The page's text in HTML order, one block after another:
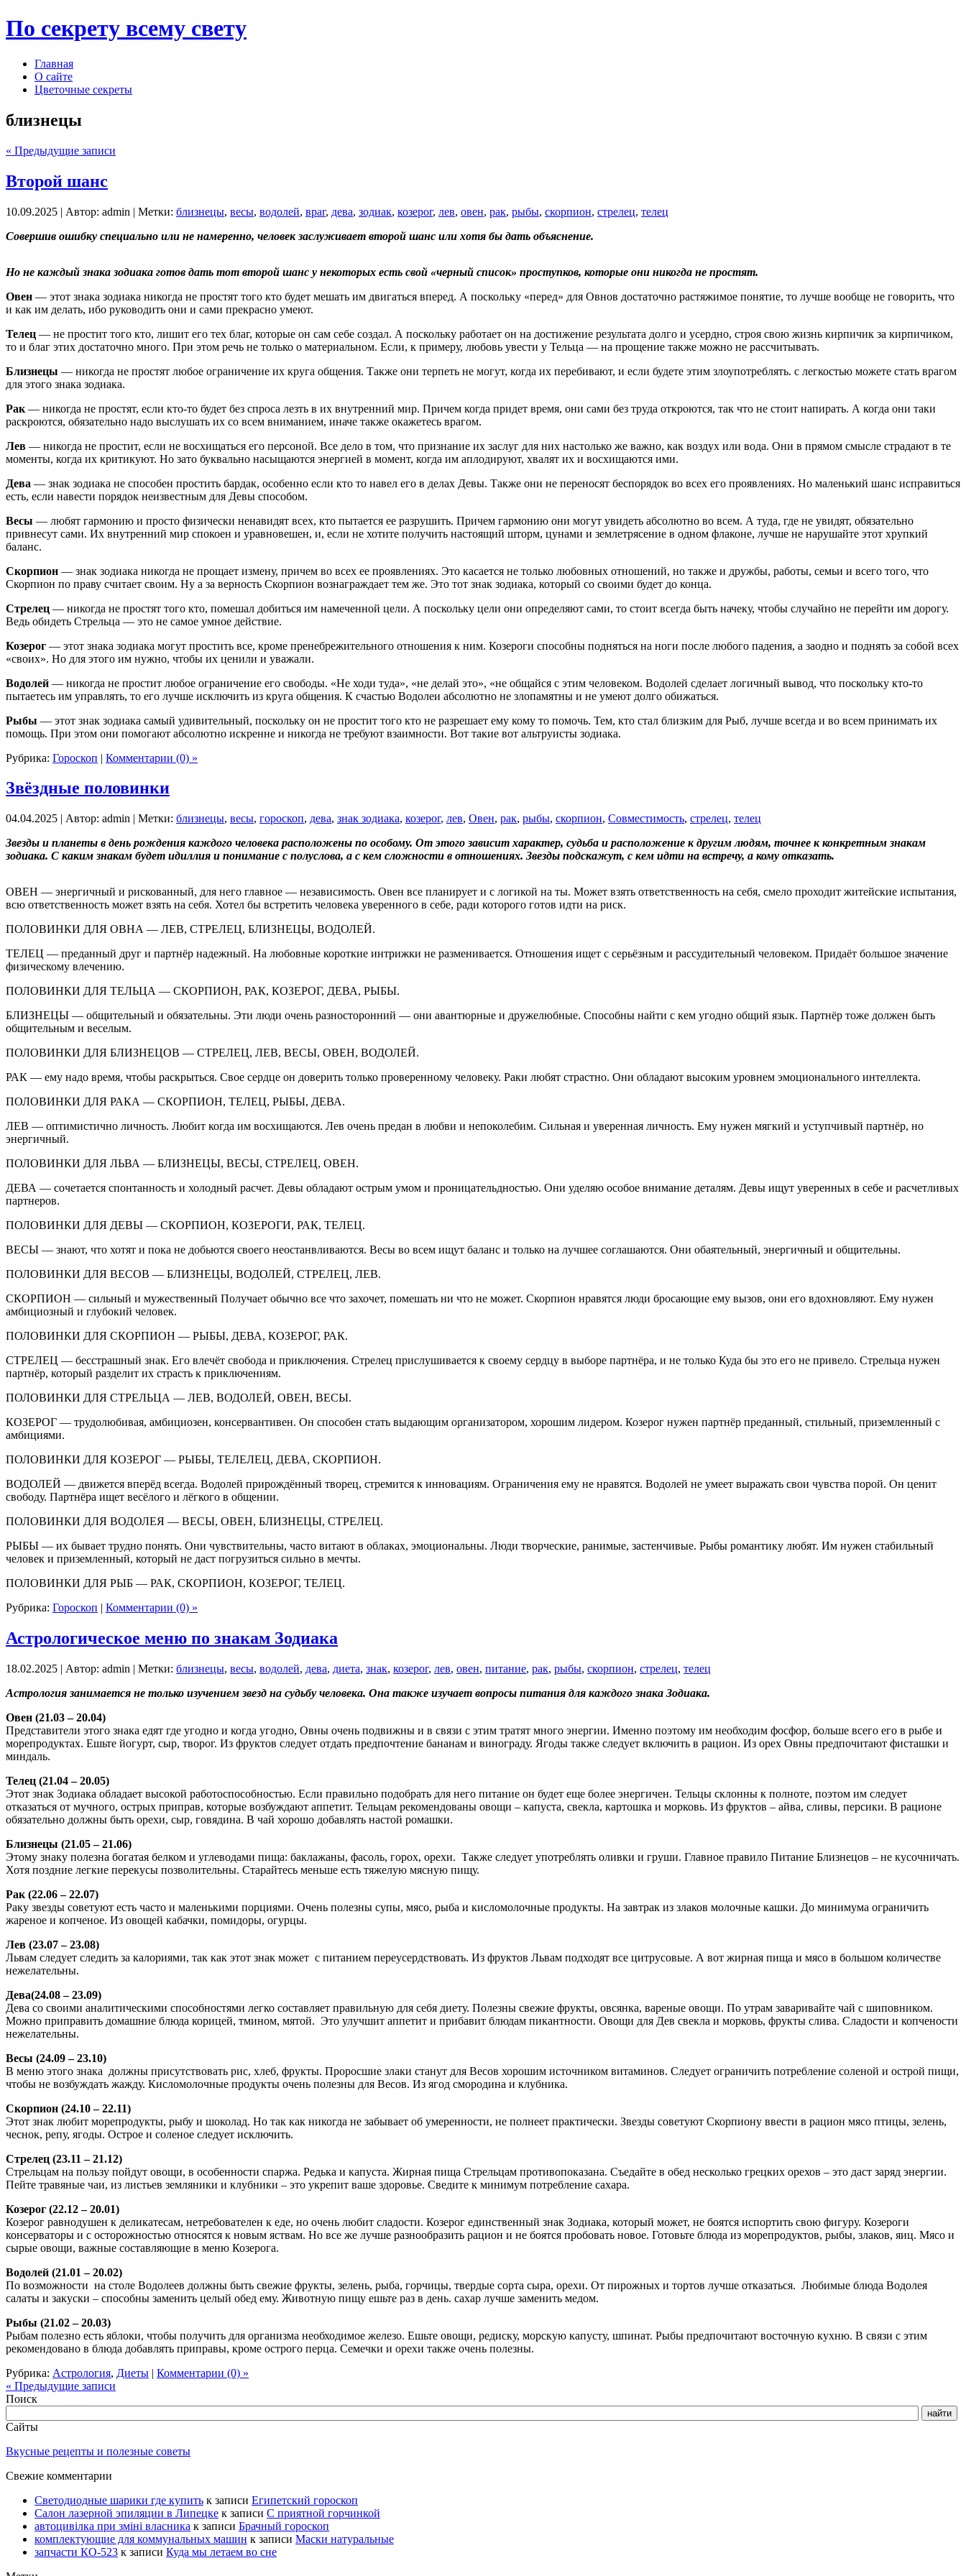
По секрету всему свету
Главная
О сайте
Цветочные секреты
близнецы
« Предыдущие записи
Второй шанс
10.09.2025 | Автор: admin | Метки: близнецы, весы, водолей, враг, дева, зодиак, козерог, лев, овен, рак, рыбы, скорпион, стрелец, телец
Совершив ошибку специально или не намеренно, человек заслуживает второй шанс или хотя бы дать объяснение.
Но не каждый знака зодиака готов дать тот второй шанс у некоторых есть свой «черный список» проступков, которые они никогда не простят.
Овен — этот знака зодиака никогда не простят того кто будет мешать им двигаться вперед. А поскольку «перед» для Овнов достаточно растяжимое понятие, то лучше вообще не говорить, что
и как им делать, ибо руководить они и сами прекрасно умеют.
Телец — не простит того кто, лишит его тех благ, которые он сам себе создал. А поскольку работает он на достижение результата долго и усердно, строя свою жизнь кирпичик за кирпичиком,
то и благ этих достаточно много. При этом речь не только о материальном. Если, к примеру, любовь увести у Тельца — на прощение также можно не рассчитывать.
Близнецы — никогда не простят любое ограничение их круга общения. Также они терпеть не могут, когда их перебивают, и если будете этим злоупотреблять. с легкостью можете стать врагом
для этого знака зодиака.
Рак — никогда не простят, если кто-то будет без спроса лезть в их внутренний мир. Причем когда придет время, они сами без труда откроются, так что не стоит напирать. А когда они таки
раскроются, обязательно надо выслушать их со всем вниманием, иначе также окажетесь врагом.
Лев — никогда не простит, если не восхищаться его персоной. Все дело в том, что признание их заслуг для них настолько же важно, как воздух или вода. Они в прямом смысле страдают в те
моменты, когда их критикуют. Но зато буквально насыщаются энергией в момент, когда им аплодируют, хвалят их и восхищаются ими.
Дева — знак зодиака не способен простить бардак, особенно если кто то навел его в делах Девы. Также они не переносят беспорядок во всех его проявлениях. Но маленький шанс исправиться
есть, если навести порядок неизвестным для Девы способом.
Весы — любят гармонию и просто физически ненавидят всех, кто пытается ее разрушить. Причем гармонию они могут увидеть абсолютно во всем. А туда, где не увидят, обязательно
привнесут сами. Их внутренний мир спокоен и уравновешен, и, если не хотите получить настоящий шторм, цунами и землетрясение в одном флаконе, лучше не нарушайте этот хрупкий
баланс.
Скорпион — знак зодиака никогда не прощает измену, причем во всех ее проявлениях. Это касается не только любовных отношений, но также и дружбы, работы, семьи и всего того, что
Скорпион по праву считает своим. Ну а за верность Скорпион вознаграждает тем же. Это тот знак зодиака, который со своими будет до конца.
Стрелец — никогда не простят того кто, помешал добиться им намеченной цели. А поскольку цели они определяют сами, то стоит всегда быть начеку, чтобы случайно не перейти им дорогу.
Ведь обидеть Стрельца — это не самое умное действие.
Козерог — этот знака зодиака могут простить все, кроме пренебрежительного отношения к ним. Козероги способны подняться на ноги после любого падения, а заодно и поднять за собой всех
«своих». Но для этого им нужно, чтобы их ценили и уважали.
Водолей — никогда не простит любое ограничение его свободы. «Не ходи туда», «не делай это», «не общайся с этим человеком. Водолей сделает логичный вывод, что поскольку кто-то
пытаетесь им управлять, то его лучше исключить из круга общения. К счастью Водолеи абсолютно не злопамятны и не умеют долго обижаться.
Рыбы — этот знак зодиака самый удивительный, поскольку он не простит того кто не разрешает ему кому то помочь. Тем, кто стал близким для Рыб, лучше всегда и во всем принимать их
помощь. При этом они помогают абсолютно искренне и никогда не требуют взаимности. Вот такие вот альтруисты зодиака.
Рубрика: Гороскоп | Комментарии (0) »
Звёздные половинки
04.04.2025 | Автор: admin | Метки: близнецы, весы, гороскоп, дева, знак зодиака, козерог, лев, Овен, рак, рыбы, скорпион, Совместимость, стрелец, телец
Звезды и планеты в день рождения каждого человека расположены по особому. От этого зависит характер, судьба и расположение к другим людям, точнее к конкретным знакам
зодиака. С каким знакам будет идиллия и понимание с полуслова, а с кем сложности в отношениях. Звезды подскажут, с кем идти на встречу, а кому отказать.
ОВЕН — энергичный и рискованный, для него главное — независимость. Овен все планирует и с логикой на ты. Может взять ответственность на себя, смело проходит житейские испытания,
всю ответственность может взять на себя. Хотел бы встретить человека уверенного в себе, ради которого готов идти на риск.
ПОЛОВИНКИ ДЛЯ ОВНА — ЛЕВ, СТРЕЛЕЦ, БЛИЗНЕЦЫ, ВОДОЛЕЙ.
ТЕЛЕЦ — преданный друг и партнёр надежный. На любовные короткие интрижки не разменивается. Отношения ищет с серьёзным и рассудительный человеком. Придаёт большое значение
физическому влечению.
ПОЛОВИНКИ ДЛЯ ТЕЛЬЦА — СКОРПИОН, РАК, КОЗЕРОГ, ДЕВА, РЫБЫ.
БЛИЗНЕЦЫ — общительный и обязательны. Эти люди очень разносторонний — они авантюрные и дружелюбные. Способны найти с кем угодно общий язык. Партнёр тоже должен быть
общительным и веселым.
ПОЛОВИНКИ ДЛЯ БЛИЗНЕЦОВ — СТРЕЛЕЦ, ЛЕВ, ВЕСЫ, ОВЕН, ВОДОЛЕЙ.
РАК — ему надо время, чтобы раскрыться. Свое сердце он доверить только проверенному человеку. Раки любят страстно. Они обладают высоким уровнем эмоционального интеллекта.
ПОЛОВИНКИ ДЛЯ РАКА — СКОРПИОН, ТЕЛЕЦ, РЫБЫ, ДЕВА.
ЛЕВ — оптимистично личность. Любит когда им восхищаются. Лев очень предан в любви и непоколебим. Сильная и уверенная личность. Ему нужен мягкий и уступчивый партнёр, но
энергичный.
ПОЛОВИНКИ ДЛЯ ЛЬВА — БЛИЗНЕЦЫ, ВЕСЫ, СТРЕЛЕЦ, ОВЕН.
ДЕВА — сочетается спонтанность и холодный расчет. Девы обладают острым умом и проницательдностью. Они уделяю особое внимание деталям. Девы ищут уверенных в себе и расчетливых
партнеров.
ПОЛОВИНКИ ДЛЯ ДЕВЫ — СКОРПИОН, КОЗЕРОГИ, РАК, ТЕЛЕЦ.
ВЕСЫ — знают, что хотят и пока не добьются своего неостанвливаются. Весы во всем ищут баланс и только на лучшее соглашаются. Они обаятельный, энергичный и общительны.
ПОЛОВИНКИ ДЛЯ ВЕСОВ — БЛИЗНЕЦЫ, ВОДОЛЕЙ, СТРЕЛЕЦ, ЛЕВ.
СКОРПИОН — сильный и мужественный Получает обычно все что захочет, помешать ни что не может. Скорпион нравятся люди бросающие ему вызов, они его вдохновляют. Ему нужен
амбициозный и глубокий человек.
ПОЛОВИНКИ ДЛЯ СКОРПИОН — РЫБЫ, ДЕВА, КОЗЕРОГ, РАК.
СТРЕЛЕЦ — бесстрашный знак. Его влечёт свобода и приключения. Стрелец прислушивается к своему сердцу в выборе партнёра, и не только Куда бы это его не привело. Стрельца нужен
партнёр, который разделит их страсть к приключениям.
ПОЛОВИНКИ ДЛЯ СТРЕЛЬЦА — ЛЕВ, ВОДОЛЕЙ, ОВЕН, ВЕСЫ.
КОЗЕРОГ — трудолюбивая, амбициозен, консервантивен. Он способен стать выдающим организатором, хорошим лидером. Козерог нужен партнёр преданный, стильный, приземленный с
амбициями.
ПОЛОВИНКИ ДЛЯ КОЗЕРОГ — РЫБЫ, ТЕЛЕЛЕЦ, ДЕВА, СКОРПИОН.
ВОДОЛЕЙ — движется вперёд всегда. Водолей прирождённый творец, стремится к инновациям. Ограничения ему не нравятся. Водолей не умеет выражать свои чувства порой. Он ценит
свободу. Партнёра ищет весёлого и лёгкого в общении.
ПОЛОВИНКИ ДЛЯ ВОДОЛЕЯ — ВЕСЫ, ОВЕН, БЛИЗНЕЦЫ, СТРЕЛЕЦ.
РЫБЫ — их бывает трудно понять. Они чувствительны, часто витают в облаках, эмоциональны. Люди творческие, ранимые, застенчивые. Рыбы романтику любят. Им нужен стабильный
человек и приземленный, который не даст погрузиться сильно в мечты.
ПОЛОВИНКИ ДЛЯ РЫБ — РАК, СКОРПИОН, КОЗЕРОГ, ТЕЛЕЦ.
Рубрика: Гороскоп | Комментарии (0) »
Астрологическое меню по знакам Зодиака
18.02.2025 | Автор: admin | Метки: близнецы, весы, водолей, дева, диета, знак, козерог, лев, овен, питание, рак, рыбы, скорпион, стрелец, телец
Астрология занимается не только изучением звезд на судьбу человека. Она также изучает вопросы питания для каждого знака Зодиака.
Овен (21.03 – 20.04)
Представители этого знака едят где угодно и когда угодно, Овны очень подвижны и в связи с этим тратят много энергии. Именно поэтому им необходим фосфор, больше всего его в рыбе и
морепродуктах. Ешьте йогурт, сыр, творог. Из фруктов следует отдать предпочтение бананам и винограду. Ягоды также следует включить в рацион. Из орех Овны предпочитают фисташки и
миндаль.
Телец (21.04 – 20.05)
Этот знак Зодиака обладает высокой работоспособностью. Если правильно подобрать для него питание он будет еще более энергичен. Тельцы склонны к полноте, поэтом им следует
отказаться от мучного, острых приправ, которые возбуждают аппетит. Тельцам рекомендованы овощи – капуста, свекла, картошка и морковь. Из фруктов – айва, сливы, персики. В рационе
обязательно должны быть орехи, сыр, говядина. В чай хорошо добавлять настой ромашки.
Близнецы (21.05 – 21.06)
Этому знаку полезна богатая белком и углеводами пища: баклажаны, фасоль, горох, орехи. Также следует употреблять оливки и груши. Главное правило Питание Близнецов – не кусочничать.
Хотя поздние легкие перекусы позволительны. Старайтесь меньше есть тяжелую мясную пищу.
Рак (22.06 – 22.07)
Раку звезды советуют есть часто и маленькими порциями. Очень полезны супы, мясо, рыба и кисломолочные продукты. На завтрак из злаков молочные кашки. До минимума ограничить
жареное и копченое. Из овощей кабачки, помидоры, огурцы.
Лев (23.07 – 23.08)
Львам следует следить за калориями, так как этот знак может с питанием переусердствовать. Из фруктов Львам подходят все цитрусовые. А вот жирная пища и мясо в большом количестве
нежелательны.
Дева(24.08 – 23.09)
Дева со своими аналитическими способностями легко составляет правильную для себя диету. Полезны свежие фрукты, овсянка, вареные овощи. По утрам заваривайте чай с шиповником.
Можно приправить домашние блюда корицей, тмином, мятой. Это улучшит аппетит и прибавит блюдам пикантности. Овощи для Дев свекла и морковь, фрукты слива. Сладости и копчености
нежелательны.
Весы (24.09 – 23.10)
В меню этого знака должны присутствовать рис, хлеб, фрукты. Проросшие злаки станут для Весов хорошим источником витаминов. Следует ограничить потребление соленой и острой пищи,
чтобы не возбуждать жажду. Кисломолочные продукты очень полезны для Весов. Из ягод смородина и клубника.
Скорпион (24.10 – 22.11)
Этот знак любит морепродукты, рыбу и шоколад. Но так как никогда не забывает об умеренности, не полнеет практически. Звезды советуют Скорпиону ввести в рацион мясо птицы, зелень,
чеснок, репу, ягоды. Острое и соленое следует исключить.
Стрелец (23.11 – 21.12)
Стрельцам на пользу пойдут овощи, в особенности спаржа. Редька и капуста. Жирная пища Стрельцам противопоказана. Съедайте в обед несколько грецких орехов – это даст заряд энергии.
Пейте травяные чаи, из листьев земляники и клубники – это укрепит ваше здоровье. Сведите к минимум потребление сахара.
Козерог (22.12 – 20.01)
Козерог равнодушен к деликатесам, нетребователен к еде, но очень любит сладости. Козерог единственный знак Зодиака, который может, не боятся испортить свою фигуру. Козероги
консерваторы и с осторожностью относятся к новым яствам. Но все же лучше разнообразить рацион и не боятся пробовать новое. Готовьте блюда из морепродуктов, рыбы, злаков, яиц. Мясо и
сырые овощи, важные составляющие в меню Козерога.
Водолей (21.01 – 20.02)
По возможности на столе Водолеев должны быть свежие фрукты, зелень, рыба, горчицы, твердые сорта сыра, орехи. От пирожных и тортов лучше отказаться. Любимые блюда Водолея
салаты и закуски – способны заменить целый обед ему. Животную пищу ешьте раз в день. сахар лучше заменить медом.
Рыбы (21.02 – 20.03)
Рыбам полезно есть яблоки, чтобы получить для организма необходимое железо. Ешьте овощи, редиску, морскую капусту, шпинат. Рыбы предпочитают восточную кухню. В связи с этим
рекомендовано в блюда добавлять приправы, кроме острого перца. Семечки и орехи также очень полезны.
Рубрика: Астрология, Диеты | Комментарии (0) »
« Предыдущие записи
Поиск
Сайты
Вкусные рецепты и полезные советы
Свежие комментарии
Светодиодные шарики где купить к записи Египетский гороскоп
Салон лазерной эпиляции в Липецке к записи С приятной горчинкой
автоцивілка при зміні власника к записи Брачный гороскоп
комплектующие для коммунальных машин к записи Маски натуральные
запчасти КО-523 к записи Куда мы летаем во сне